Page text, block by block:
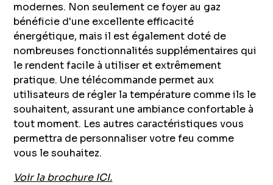
modernes. Non seulement ce foyer au gaz
bénéficie d'une excellente efficacité
énergétique, mais il est également doté de
nombreuses fonctionnalités supplémentaires qui
le rendent facile à utiliser et extrêmement
pratique. Une télécommande permet aux
utilisateurs de régler la température comme ils le
souhaitent, assurant une ambiance confortable à
tout moment. Les autres caractéristiques vous
permettra de personnaliser votre feu comme
vous le souhaitez.
Voir la brochure ICI.